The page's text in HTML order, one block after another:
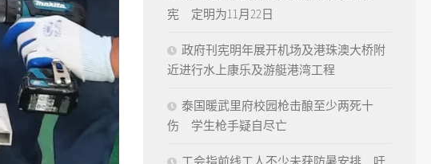
宪 定明为11月22日
政府刊宪明年展开机场及港珠澳大桥附
近进行水上康乐及游艇港湾工程
泰国暖武里府校园枪击酿至少两死十
伤 学生枪手疑自尽亡